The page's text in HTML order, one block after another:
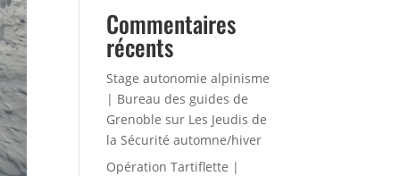
Commentaires
récents
Stage autonomie alpinisme
| Bureau des guides de
Grenoble sur Les Jeudis de
la Sécurité automne/hiver
Opération Tartiflette |